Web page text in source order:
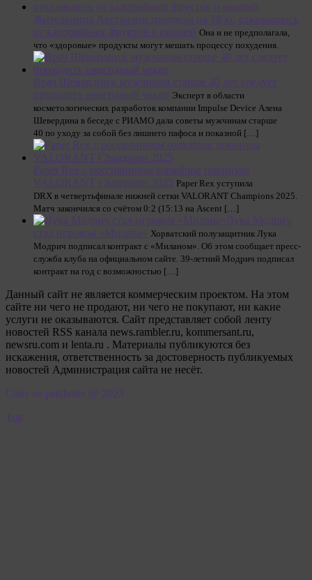
Жительница Австралии похудела на 18 кг, отказавшись
от калорийных фруктов и овощей Она и не предполагала,
что «здоровые» продукты могут мешать процессу похудения.
Врач Шевердина: мужчинам старше 40 лет следует
проходить ежегодный чекап Эксперт в области
косметологических разработок компании Impulse Device Алена
Шевердина в беседе с РИАМО дала советы мужчинам старше
40 по уходу за собой без лишнего пафоса и показной […]
Paper Rex с россиянином something покинула
VALORANT Champions 2025 Paper Rex уступила
DRX в четвертьфинале нижней сетки VALORANT Champions 2025.
Матч закончился со счётом 0:2 (15:13 на Ascent […]
Лука Модрич
стал игроком «Милана» Хорватский полузащитник Лука
Модрич подписал контракт с «Миланом». Об этом сообщает пресс-
служба клуба на официальном сайте. 39-летний Модрич подписал
контракт на год с возможностью […]
Данный сайт не является коммерческим проектом. На этом
сайте ни чего не продают, ни чего не покупают, ни какие
услуги не оказываются. Сайт представляет собой ленту
новостей RSS канала news.rambler.ru, kommersant.ru,
newsru.com и lenta.ru . Материалы публикуются без
искажения, ответственность за достоверность публикуемых
новостей Администрация сайта не несёт.
Сайт от psikhoter @ 2023
Top